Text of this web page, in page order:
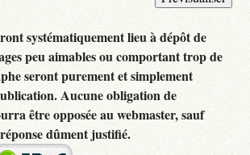
systématiquement lieu à dépôt de
peu aimables ou comportant trop de
seront purement et simplement
Aucune obligation de
être opposée au webmaster, sauf
dûment justifié.